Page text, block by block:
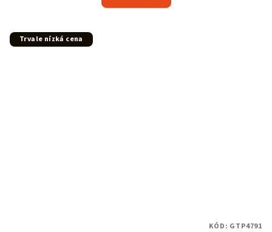
Trvale nízká cena
KÓD: GTP4791